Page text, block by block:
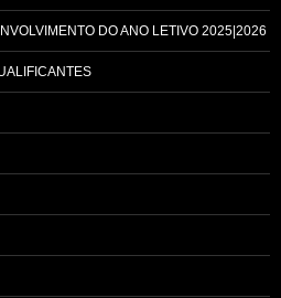
DO ANO LETIVO 2025|2026